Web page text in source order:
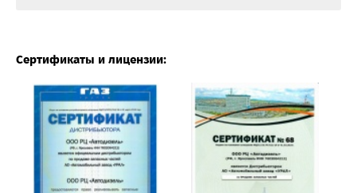
Сертификаты и лицензии: